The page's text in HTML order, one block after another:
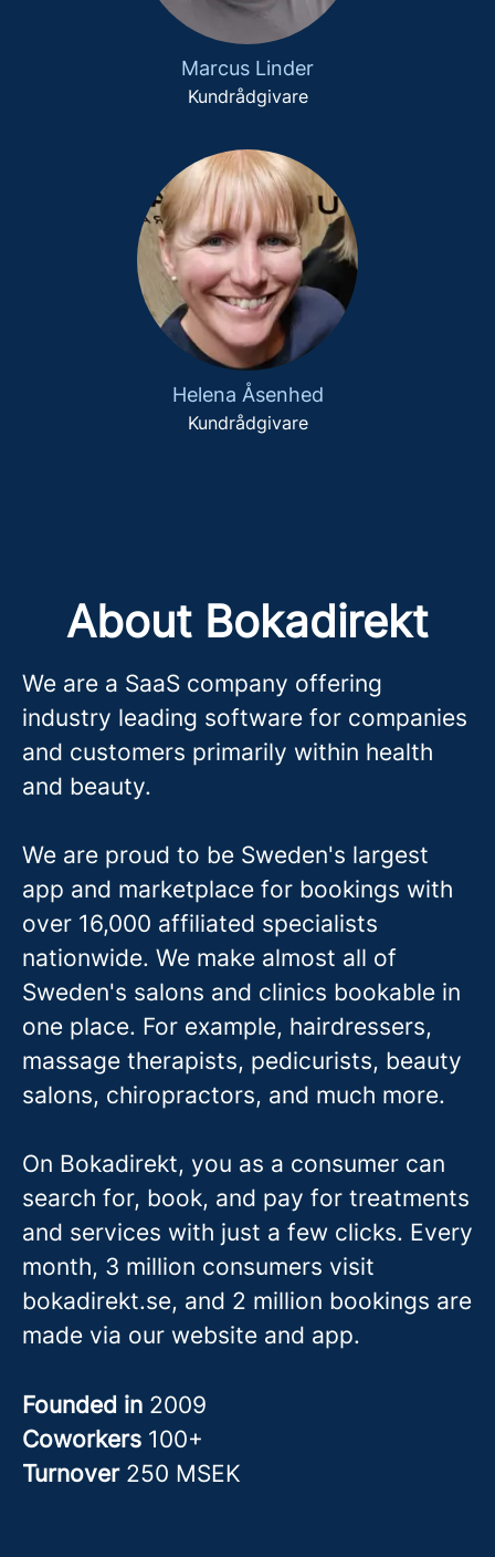
Marcus Linder
Kundrådgivare
Helena Åsenhed
Kundrådgivare
About Bokadirekt
We are a SaaS company offering
industry leading software for companies
and customers primarily within health
and beauty.
We are proud to be Sweden's largest
app and marketplace for bookings with
over 16,000 affiliated specialists
nationwide. We make almost all of
Sweden's salons and clinics bookable in
one place. For example, hairdressers,
massage therapists, pedicurists, beauty
salons, chiropractors, and much more.
On Bokadirekt, you as a consumer can
search for, book, and pay for treatments
and services with just a few clicks. Every
month, 3 million consumers visit
bokadirekt.se, and 2 million bookings are
made via our website and app.
Founded in 2009
Coworkers 100+
Turnover 250 MSEK